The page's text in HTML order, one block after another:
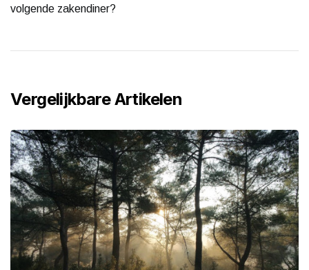
volgende zakendiner?
Vergelijkbare Artikelen